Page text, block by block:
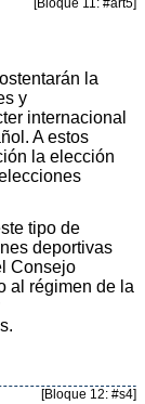
[Bloque 11: #art5]
la
y
internacional
A estos
la elección
tipo de
deportivas
Consejo
al régimen de la
[Bloque 12: #s4]